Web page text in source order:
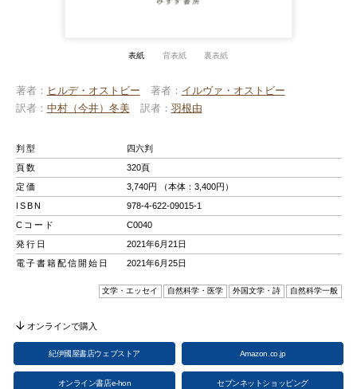
表紙 背表紙 裏表紙
著者 ヒルデ・オストビー 著者
イルヴァ・オストビー
訳者
中村（今井）冬美 訳者 羽根由
判型
四六判
頁数
320頁
定価
3,740円 （本体：3,400円）
ISBN
978-4-622-09015-1
Cコード
C0040
発行日
2021年6月21日
電子書籍配信開始日
2021年6月25日
文学・エッセイ 自然科学・医学 外国文学・詩 自然科学一般
オンラインで購入
紀伊國屋書店ウェブストア Amazon.co.jp
オンライン書店e-hon セブンネットショッピング